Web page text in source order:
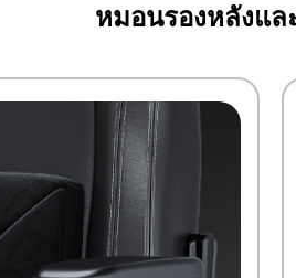
หมอนรองหลังแ